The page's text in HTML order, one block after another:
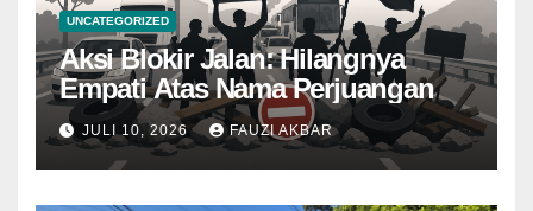
UNCATEGORIZED
Aksi Blokir Jalan: Hilangnya
Empati Atas Nama Perjuangan
JULI 10, 2026 FAUZI AKBAR